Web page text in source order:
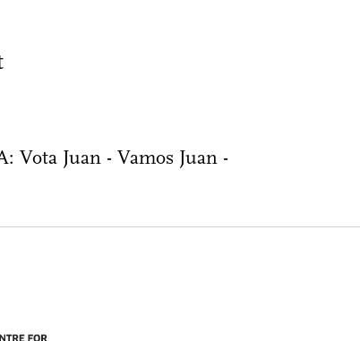
Vota Juan - Vamos Juan -